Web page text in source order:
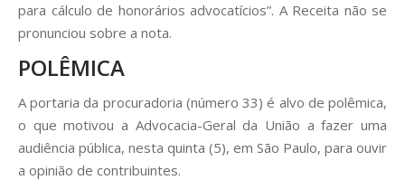
para cálculo de honorários advocatícios”. A Receita não se
pronunciou sobre a nota.
POLÊMICA
A portaria da procuradoria (número 33) é alvo de polêmica,
o que motivou a Advocacia-Geral da União a fazer uma
audiência pública, nesta quinta (5), em São Paulo, para ouvir
a opinião de contribuintes.